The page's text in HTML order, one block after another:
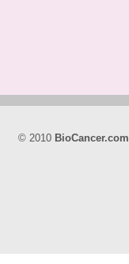
© 2010 BioCancer.com